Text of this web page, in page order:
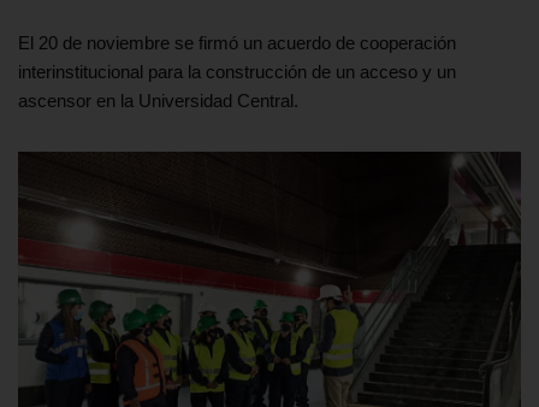
El 20 de noviembre se firmó un acuerdo de cooperación
interinstitucional para la construcción de un acceso y un
ascensor en la Universidad Central.